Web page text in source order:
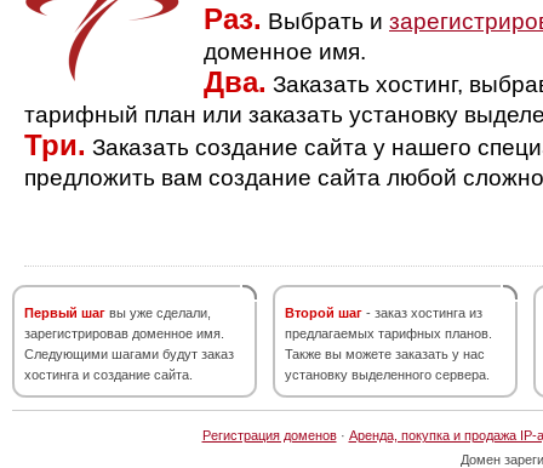
Раз. Выбрать и
доменное имя.
Два. Заказать хостинг,
тарифный план или заказать установку
Три. Заказать создание сайта у нашего
предложить вам создание сайта любой
Первый шаг вы уже сделали,
зарегистрировав доменное имя.
Следующими шагами будут заказ
хостинга и создание сайта.
Второй шаг - заказ хостинга из
предлагаемых тарифных планов.
Также вы можете заказать у нас
установку выделенного сервера.
Регистрация доменов· Аренда, покупка и продажа IP-
Домен